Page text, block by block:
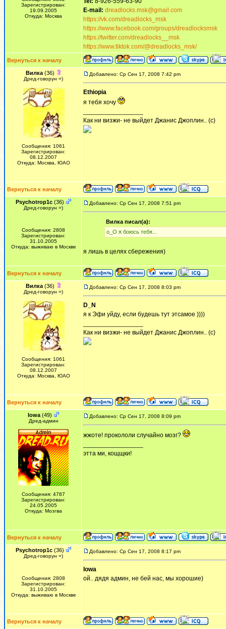
Зарегистрирован:
19.09.2005
Откуда: Москва
E-mail: dreadlocks.msk@gmail.com
https://vk.com/dreadlocks_msk
https://www.facebook.com/groups/dreadlocksmsk
https://twitter.com/dreadlocks__msk
https://www.tiktok.com/@dreadlocks_msk/
Вернуться к началу
Вилка(36)
Дред-говорун =)
Сообщения: 1061
Зарегистрирован:
08.12.2007
Откуда: Москва, ЮАО
Добавлено: Ср Сен 17, 2008 7:42 pm
Ethiopia
я тебя хочу
Как ни визжи- не выйдет Джанис Джоплин.. (с)
Вернуться к началу
Psychotrop1c (36)
Дред-говорун =)
Сообщения: 2808
Зарегистрирован:
31.10.2005
Откуда: выживаю в Москве
Добавлено: Ср Сен 17, 2008 7:51 pm
Вилка писал(а):
о_О я боюсь тебя...
я лишь в целях сбережения)
Вернуться к началу
Вилка(36)
Дред-говорун =)
Сообщения: 1061
Зарегистрирован:
08.12.2007
Откуда: Москва, ЮАО
Добавлено: Ср Сен 17, 2008 8:03 pm
D_N
я к Эфи уйду, если будешь тут этсамое ))))
Как ни визжи- не выйдет Джанис Джоплин.. (с)
Вернуться к началу
Iowa (49)
Дред-админ
Сообщения: 4787
Зарегистрирован:
24.05.2005
Откуда: Мозгва
Добавлено: Ср Сен 17, 2008 8:09 pm
жжоте! прокололи случайно мозг?
этта ми, кощщки!
Вернуться к началу
Psychotrop1c (36)
Дред-говорун =)
Сообщения: 2808
Зарегистрирован:
31.10.2005
Откуда: выживаю в Москве
Добавлено: Ср Сен 17, 2008 8:17 pm
Iowa
ой.. дядя админ, не бей нас, мы хорошие)
Вернуться к началу